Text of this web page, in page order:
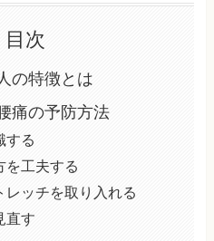
目次
の特徴とは
痛の予防方法
する
を工夫する
レッチを取り入れる
直す